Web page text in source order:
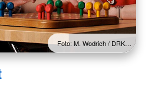
Foto: M. Wodrich / DRK…